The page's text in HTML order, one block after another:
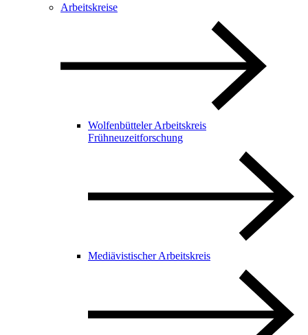
Arbeitskreise
Wolfenbütteler Arbeitskreis
Frühneuzeitforschung
Mediävistischer Arbeitskreis